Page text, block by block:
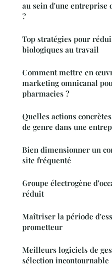
au sein d'une entreprise
?
Top stratégies pour
biologiques au travail
Comment mettre en
marketing omnicanal
pharmacies ?
Quelles actions
de genre dans une
Bien dimensionner un
site fréquenté
Groupe électrogène
réduit
Maîtriser la période
prometteur
Meilleurs logiciels de
sélection incontournable